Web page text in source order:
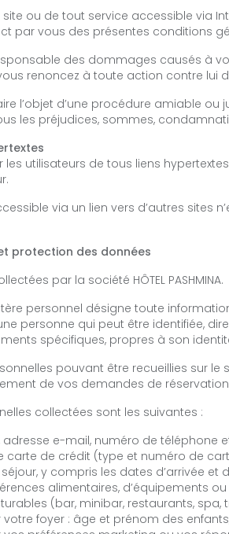
OFFRES SPÉCIALES
GALERIE PHOTOS
site ou de tout service accessible via
par vous des présentes conditions
des dommages causés à
renoncez à toute action contre lui
l’objet d’une procédure amiable
les préjudices, sommes,
utilisateurs de tous liens
via un lien vers d’autres sites
protection des données
par la société HÔTEL PASHMINA.
personnel désigne toute
personne qui peut être identifiée,
spécifiques, propres à son
pouvant être recueillies sur
de vos demandes de
collectées sont les suivantes :
e-mail, numéro de téléphone
carte de crédit (type et numéro de
y compris les dates d’arrivée
alimentaires, d’équipements
(bar, minibar, restaurants, spa,
foyer : âge et prénom des